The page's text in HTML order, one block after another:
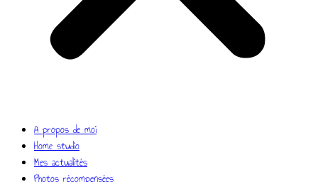
A propos de moi
Home studio
Mes actualités
Photos récompensées